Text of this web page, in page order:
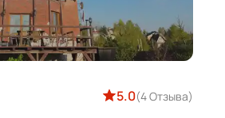
5.0(4 Отзыва)